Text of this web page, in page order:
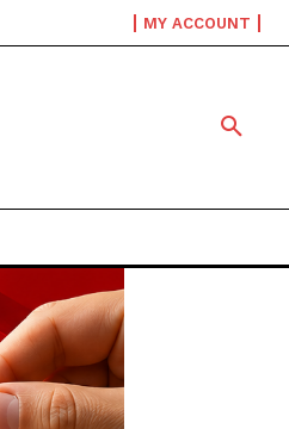
MY ACCOUNT